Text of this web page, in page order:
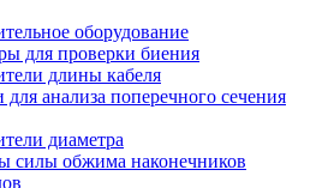
оборудование
для проверки биения
длины кабеля
для анализа поперечного сечения
диаметра
силы обжима наконечников